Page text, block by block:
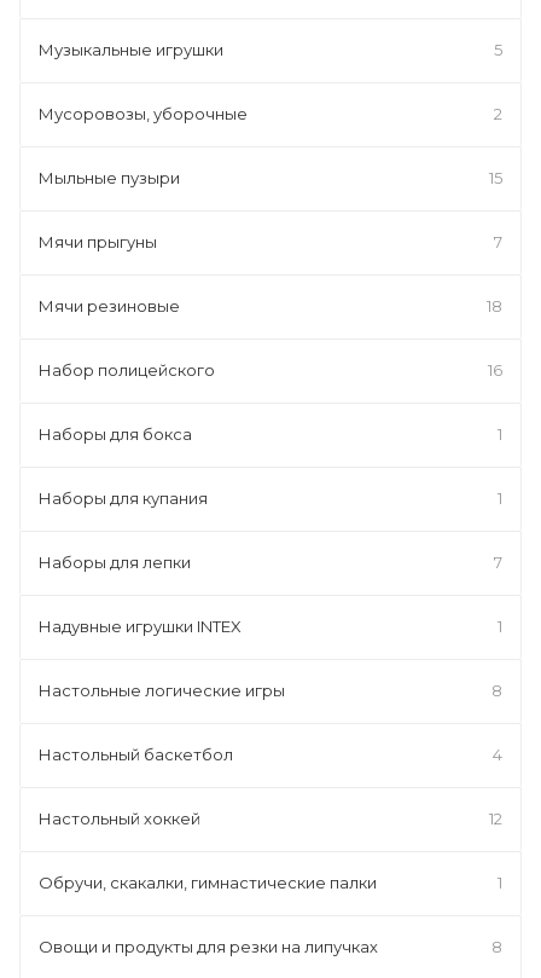
Музыкальные игрушки 5
Мусоровозы, уборочные 2
Мыльные пузыри 15
Мячи прыгуны 7
Мячи резиновые 18
Набор полицейского 16
Наборы для бокса 1
Наборы для купания 1
Наборы для лепки 7
Надувные игрушки INTEX 1
Настольные логические игры 8
Настольный баскетбол 4
Настольный хоккей 12
Обручи, скакалки, гимнастические палки 1
Овощи и продукты для резки на липучках 8